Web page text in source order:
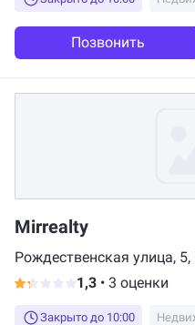
Позвонить
Mirrealty
Рождественская улица,
1,3 • 3 оценки
Закрыто до 10:00